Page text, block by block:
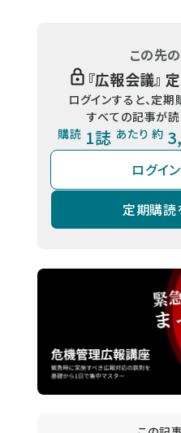
この先
『広報会議』
ログインすると、定
すべての記事が読
購読 1誌 あたり 約
ログイ
定期購読